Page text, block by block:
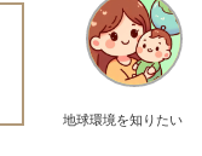
地球環境を知りたい